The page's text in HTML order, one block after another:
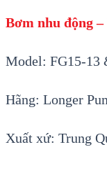
Bơm nhu động
Model: FG15-13
Hãng: Longer
Xuất xứ: Trung